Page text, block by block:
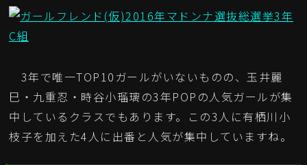
3年で唯一TOP10ガールがいないものの、玉井麗
巳・九重忍・時谷小瑠璃の3年POPの人気ガールが集
中しているクラスでもあります。この3人に有栖川小
枝子を加えた4人に出番と人気が集中していますね。